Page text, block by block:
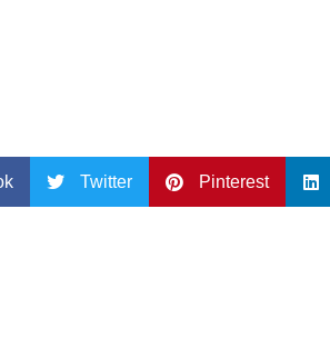
Twitter Pinterest